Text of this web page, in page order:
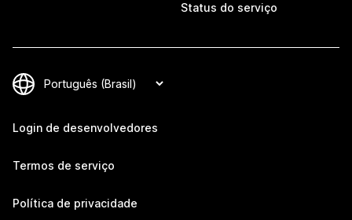
Status do serviço
Login de desenvolvedores
Termos de serviço
Política de privacidade